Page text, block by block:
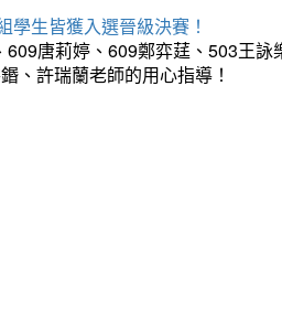
學生皆獲入選晉級決賽！
唐莉婷、609鄭弈莛、503王
、許瑞蘭老師的用心指導！